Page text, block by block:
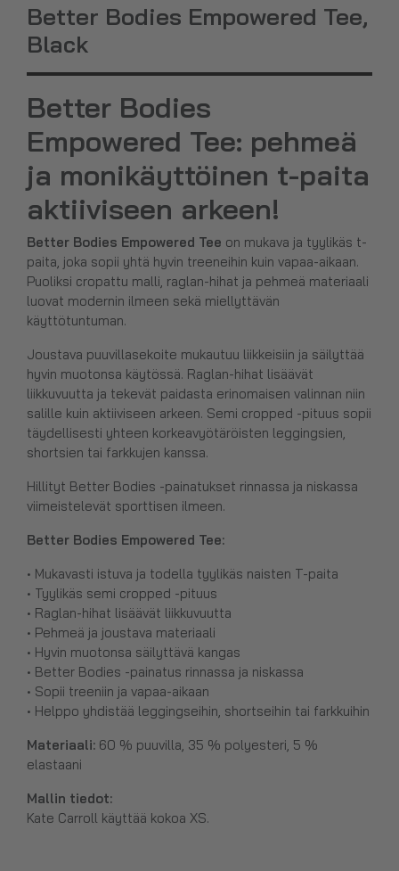
Better Bodies Empowered Tee,
Black
Better Bodies
Empowered Tee: pehmeä
ja monikäyttöinen t-paita
aktiiviseen arkeen!
Better Bodies Empowered Tee on mukava ja tyylikäs t-
paita, joka sopii yhtä hyvin treeneihin kuin vapaa-aikaan.
Puoliksi cropattu malli, raglan-hihat ja pehmeä materiaali
luovat modernin ilmeen sekä miellyttävän
käyttötuntuman.
Joustava puuvillasekoite mukautuu liikkeisiin ja säilyttää
hyvin muotonsa käytössä. Raglan-hihat lisäävät
liikkuvuutta ja tekevät paidasta erinomaisen valinnan niin
salille kuin aktiiviseen arkeen. Semi cropped -pituus sopii
täydellisesti yhteen korkeavyötäröisten leggingsien,
shortsien tai farkkujen kanssa.
Hillityt Better Bodies -painatukset rinnassa ja niskassa
viimeistelevät sporttisen ilmeen.
Better Bodies Empowered Tee:
• Mukavasti istuva ja todella tyylikäs naisten T-paita
• Tyylikäs semi cropped -pituus
• Raglan-hihat lisäävät liikkuvuutta
• Pehmeä ja joustava materiaali
• Hyvin muotonsa säilyttävä kangas
• Better Bodies -painatus rinnassa ja niskassa
• Sopii treeniin ja vapaa-aikaan
• Helppo yhdistää leggingseihin, shortseihin tai farkkuihin
Materiaali: 60 % puuvilla, 35 % polyesteri, 5 %
elastaani
Mallin tiedot:
Kate Carroll käyttää kokoa XS.